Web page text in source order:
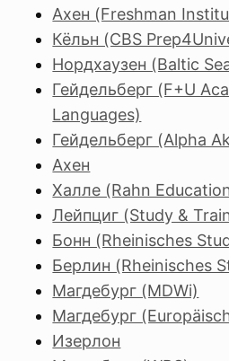
Ахен (Freshman
Кёльн (CBS
Нордхаузен (Baltic
Гейдельберг (F+U
Languages)
Гейдельберг (Alpha
Ахен
Халле (Rahn
Лейпциг (Study &
Бонн (Rheinisches
Берлин (Rheinisches
Магдебург (MDWi)
Магдебург
Изерлон